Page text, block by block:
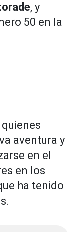
, y
50 en la
aventura y
en el
en los
ha tenido